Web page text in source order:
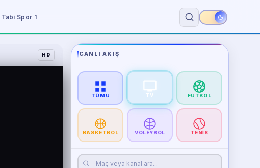
Tabi Spor 1
HD CANLI AKIŞ
TÜMÜ TV FUTBOL
BASKETBOL VOLEYBOL TENIS